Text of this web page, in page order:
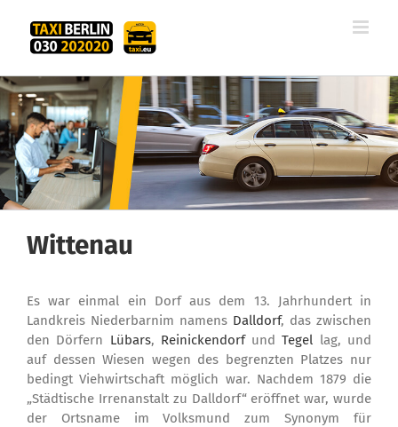
Inhalt
springen
Wittenau
Es war einmal ein Dorf aus dem 13. Jahrhundert in
Landkreis Niederbarnim namens Dalldorf, das zwischen
den Dörfern Lübars, ReinickendorfundTegel lag, und
auf dessen Wiesen wegen des begrenzten Platzes nur
bedingt Viehwirtschaft möglich war. Nachdem 1879 die
„Städtische Irrenanstalt zu Dalldorf“ eröffnet war, wurde
der Ortsname im Volksmund zum Synonym für